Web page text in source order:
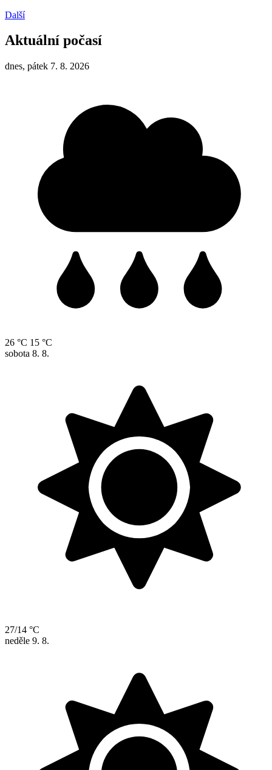
Další
Aktuální počasí
dnes, pátek 7. 8. 2026
26 °C 15 °C
sobota 8. 8.
27/14 °C
neděle 9. 8.